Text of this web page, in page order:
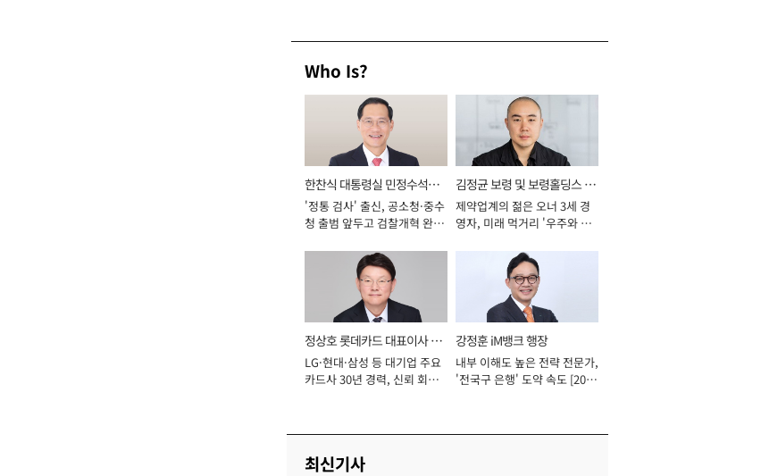
Who Is?
한찬식 대통령실 민정수석비
서관
'정통 검사' 출신, 공소청·중수
청 출범 앞두고 검찰개혁 완수
김정균 보령 및 보령홀딩스 대
표이사 사장
제약업계의 젊은 오너 3세 경
영자, 미래 먹거리 '우주와 헬
정상호 롯데카드 대표이사 사
장
LG·현대·삼성 등 대기업 주요
카드사 30년 경력, 신뢰 회복
강정훈 iM뱅크 행장
내부 이해도 높은 전략 전문가,
'전국구 은행' 도약 속도 [2026
최신기사